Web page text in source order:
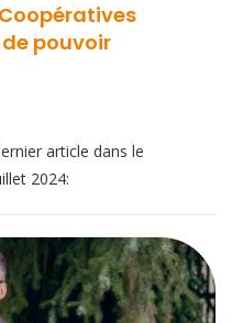
pouvoir
article dans le
2024: